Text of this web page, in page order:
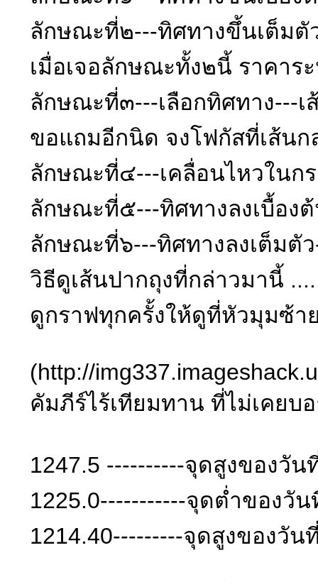
ลักษณะที่๒---ทิศทางขึ้นเต็มตั
เมื่อเจอลักษณะทั้ง๒นี้ ราคาร
ลักษณะที่๓---เลือกทิศทาง---เ
ขอแถมอีกนิด จงโฟกัสที่เส้น
ลักษณะที่๔---เคลื่อนไหวในก
ลักษณะที่๕---ทิศทางลงเบื้อง
ลักษณะที่๖---ทิศทางลงเต็มตัว
วิธีดูเส้นปากถุงที่กล่าวมานี้
ดูกราฟทุกครั้งให้ดูที่หัวมุมซ้า
(http://
คัมภีร์ไร้เทียมทาน ที่ไม่เคยบ
1247.5 ----------จุดสูงของวั
1225.0-----------จุดต่ำของวั
1214.40---------จุดสูงของวั